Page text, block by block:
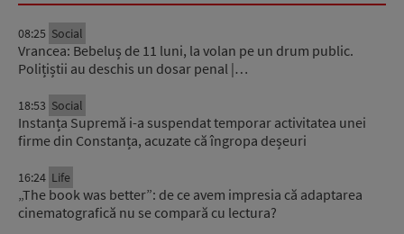
08:25 Social
Vrancea: Bebeluș de 11 luni, la volan pe un drum public.
Polițiștii au deschis un dosar penal |…
18:53 Social
Instanța Supremă i-a suspendat temporar activitatea unei
firme din Constanța, acuzate că îngropa deșeuri
16:24 Life
„The book was better”: de ce avem impresia că adaptarea
cinematografică nu se compară cu lectura?